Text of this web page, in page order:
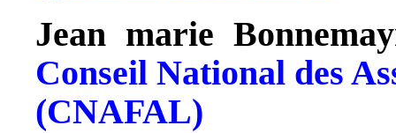
Jean marie
Conseil National des
(CNAFAL)